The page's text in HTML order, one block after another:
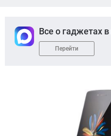
Все о гаджетах
Перейти